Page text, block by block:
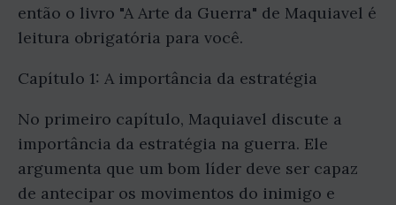
então o livro "A Arte da Guerra" de Maquiavel é
leitura obrigatória para você.
Capítulo 1: A importância da estratégia
No primeiro capítulo, Maquiavel discute a
importância da estratégia na guerra. Ele
argumenta que um bom líder deve ser capaz
de antecipar os movimentos do inimigo e